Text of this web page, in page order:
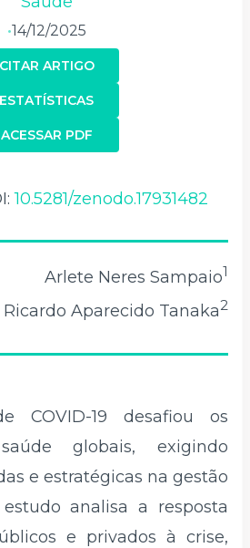
•14/12/2025
CITAR ARTIGO
ACESSAR PDF
ESTATÍSTICAS
10.5281/zenodo.17931482
Arlete Neres Sampaio1
Ricardo Aparecido Tanaka2
COVID-19 desafiou os
globais, exigindo
e estratégicas na gestão
analisa a resposta
e privados à crise,